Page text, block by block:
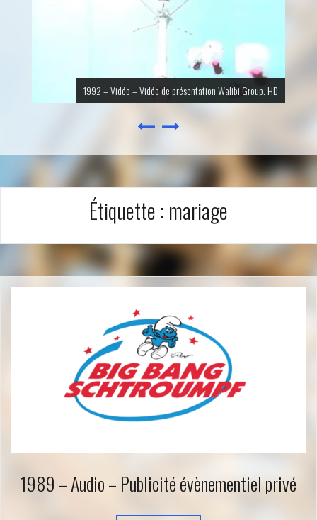
1992 – Vidéo – Vidéo de présentation Walibi Group. HD
Étiquette : mariage
1989 – Audio – Publicité évènementiel privé